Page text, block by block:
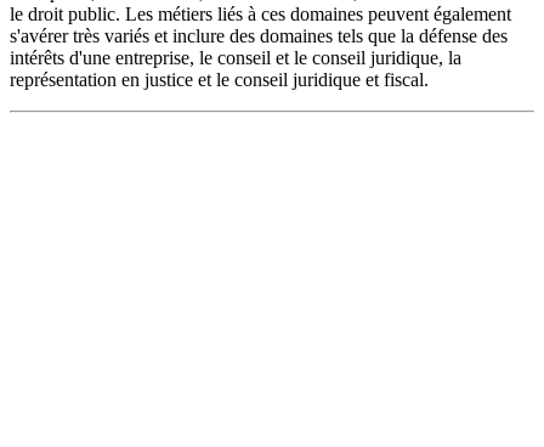
le droit public. Les métiers liés à ces domaines peuvent également
s'avérer très variés et inclure des domaines tels que la défense des
intérêts d'une entreprise, le conseil et le conseil juridique, la
représentation en justice et le conseil juridique et fiscal.